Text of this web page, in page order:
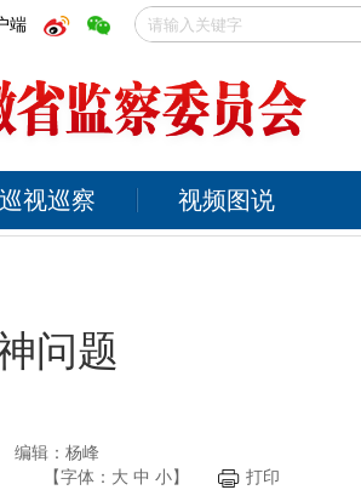
端
巡视巡察 视频图说
问题
编辑：杨峰
【字体： 大 中 小】 打印